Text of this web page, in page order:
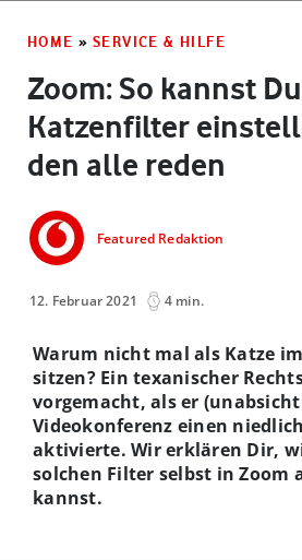
HOME » SERVICE & HILFE
Zoom: So kannst
Katzenfilter
den alle reden
Featured Redaktion
12. Februar 2021 4 min.
Warum nicht mal als Katze
sitzen? Ein texanischer
vorgemacht, als er
Videokonferenz einen
aktivierte. Wir erklären Dir,
solchen Filter selbst in Zoom
kannst.